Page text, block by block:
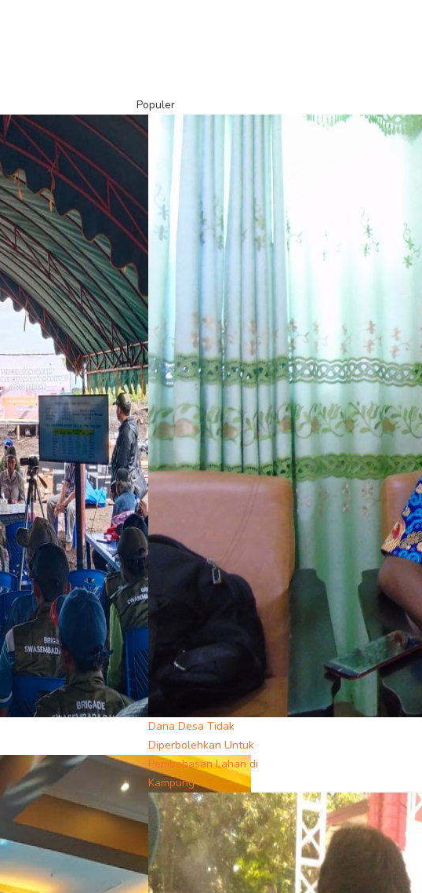
Populer
Dana Desa Tidak
Diperbolehkan Untuk
Pembebasan Lahan di
Kampung